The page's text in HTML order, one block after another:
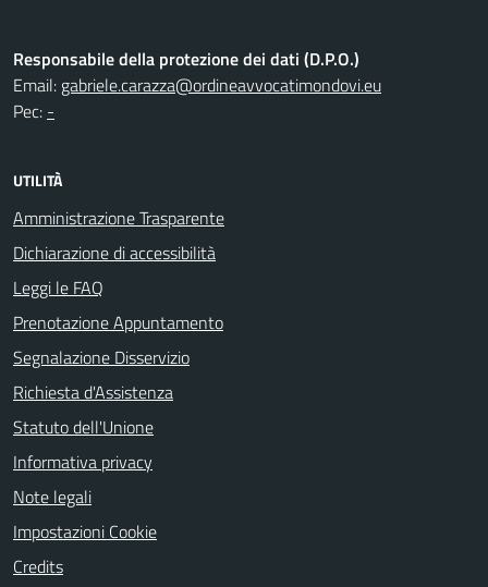
Responsabile della protezione dei dati (D.P.O.)
Email: gabriele.carazza@ordineavvocatimondovi.eu
Pec: -
UTILITÀ
Amministrazione Trasparente
Dichiarazione di accessibilità
Leggi le FAQ
Prenotazione Appuntamento
Segnalazione Disservizio
Richiesta d'Assistenza
Statuto dell'Unione
Informativa privacy
Note legali
Impostazioni Cookie
Credits